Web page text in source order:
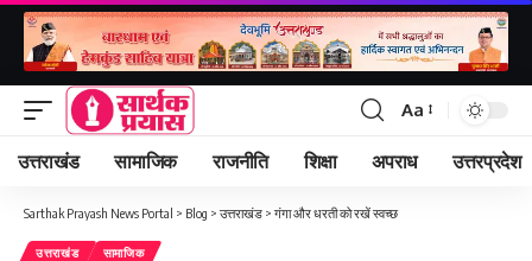
Font
Resizer
Aa
उत्तराखंड सामाजिक राजनीति शिक्षा अपराध उत्तरप्रदेश
Sarthak Prayash News Portal > Blog > उत्तराखंड > गंगा और धरती को रखें स्वच्छ
उत्तराखंड सामाजिक